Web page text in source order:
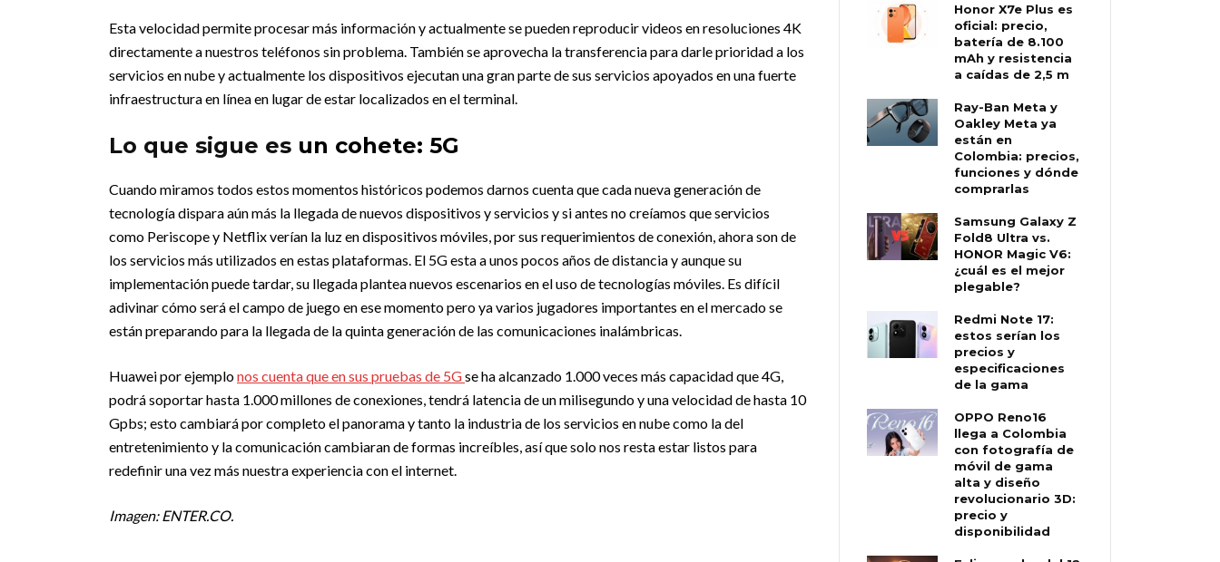
Esta velocidad permite procesar más información y actualmente se pueden reproducir videos en resoluciones 4K
directamente a nuestros teléfonos sin problema. También se aprovecha la transferencia para darle prioridad a los
servicios en nube y actualmente los dispositivos ejecutan una gran parte de sus servicios apoyados en una fuerte
infraestructura en línea en lugar de estar localizados en el terminal.
Lo que sigue es un cohete: 5G
Cuando miramos todos estos momentos históricos podemos darnos cuenta que cada nueva generación de
tecnología dispara aún más la llegada de nuevos dispositivos y servicios y si antes no creíamos que servicios
como Periscope y Netflix verían la luz en dispositivos móviles, por sus requerimientos de conexión, ahora son de
los servicios más utilizados en estas plataformas. El 5G esta a unos pocos años de distancia y aunque su
implementación puede tardar, su llegada plantea nuevos escenarios en el uso de tecnologías móviles. Es difícil
adivinar cómo será el campo de juego en ese momento pero ya varios jugadores importantes en el mercado se
están preparando para la llegada de la quinta generación de las comunicaciones inalámbricas.
Huawei por ejemplonos cuenta que en sus pruebas de 5Gse ha alcanzado 1.000 veces más capacidad que 4G,
podrá soportar hasta 1.000 millones de conexiones, tendrá latencia de un milisegundo y una velocidad de hasta 10
Gpbs; esto cambiará por completo el panorama y tanto la industria de los servicios en nube como la del
entretenimiento y la comunicación cambiaran de formas increíbles, así que solo nos resta estar listos para
redefinir una vez más nuestra experiencia con el internet.
Imagen: ENTER.CO.
Honor X7e Plus es
oficial: precio,
batería de 8.100
mAh y resistencia
a caídas de 2,5 m
Ray-Ban Meta y
Oakley Meta ya
están en
Colombia: precios,
funciones y dónde
comprarlas
Samsung Galaxy Z
Fold8 Ultra vs.
HONOR Magic V6:
¿cuál es el mejor
plegable?
Redmi Note 17:
estos serían los
precios y
especificaciones
de la gama
OPPO Reno16
llega a Colombia
con fotografía de
móvil de gama
alta y diseño
revolucionario 3D:
precio y
disponibilidad